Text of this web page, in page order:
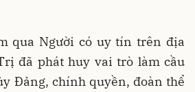
qua Người có uy tín trên địa
đã phát huy vai trò làm cầu
Đảng, chính quyền, đoàn thể